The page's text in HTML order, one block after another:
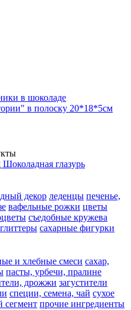
в шоколаде
в полоску 20*18*5см
Шоколадная глазурь
декор леденцы печенье,
вафельные рожки цветы
съедобные кружева
глиттеры сахарные фигурки
и хлебные смеси сахар,
пасты, урбечи, пралине
дрожжи загустители
специи, семена, чай сухое
сегмент прочие ингредиенты